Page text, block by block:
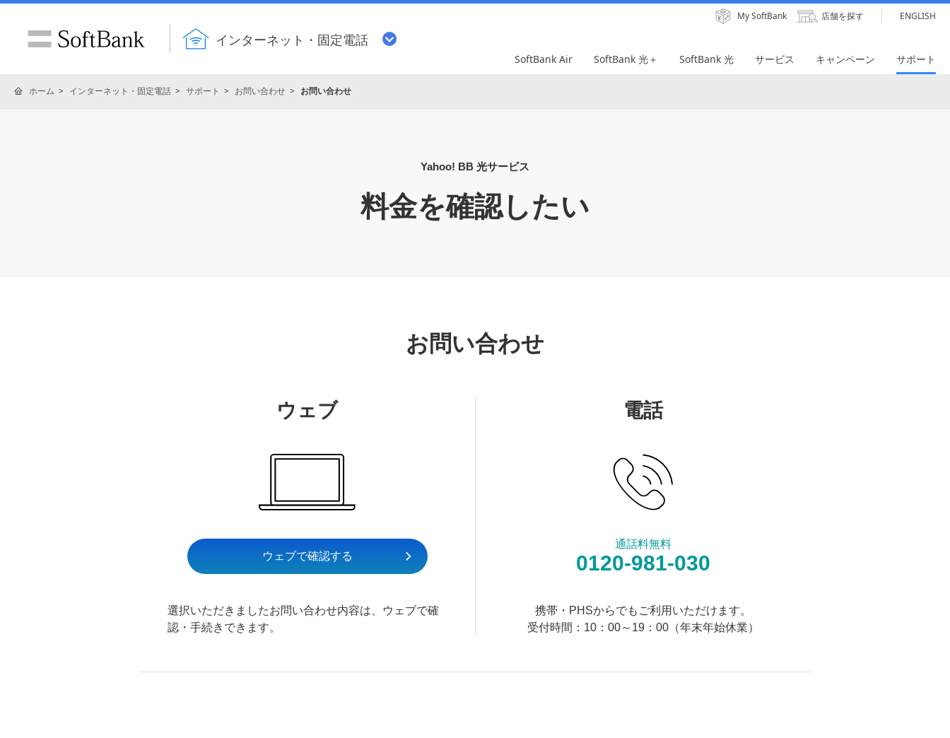
インターネット・固定電話
My SoftBank 店舗を探す ENGLISH
SoftBank Air SoftBank 光＋ SoftBank 光 サービス キャンペーン サポート
ホーム インターネット・固定電話 サポート お問い合わせ お問い合わせ
Yahoo! BB 光サービス
料金を確認したい
お問い合わせ
ウェブ
ウェブで確認する
選択いただきましたお問い合わせ内容は、ウェブで確
認・手続きできます。
電話
通話料無料
0120-981-030
携帯・PHSからでもご利用いただけます。
受付時間：10：00～ 19：00 （年末年始休業）